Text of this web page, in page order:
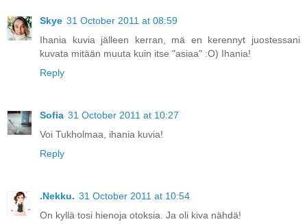
Skye 31 October 2011 at 08:59
Ihania kuvia jälleen kerran, mä en kerennyt juostessani
kuvata mitään muuta kuin itse "asiaa" :O) Ihania!
Reply
Sofia 31 October 2011 at 10:27
Voi Tukholmaa, ihania kuvia!
Reply
.Nekku. 31 October 2011 at 10:54
On kyllä tosi hienoja otoksia. Ja oli kiva nähdä!